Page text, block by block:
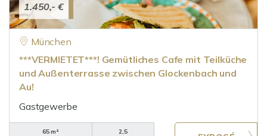
1.450,- €
München
***VERMIETET***! Gemütliches Cafe mit Teilküche
und Außenterrasse zwischen Glockenbach und
Au!
Gastgewerbe
65 m²
2,5